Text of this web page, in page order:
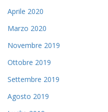
Aprile 2020
Marzo 2020
Novembre 2019
Ottobre 2019
Settembre 2019
Agosto 2019